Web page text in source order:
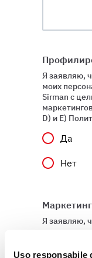
Uso responsabile
Я заявляю,
моих
Sirman с
D) и E)
Да
Нет
Маркетинг
Я заявляю,
моих
указано в